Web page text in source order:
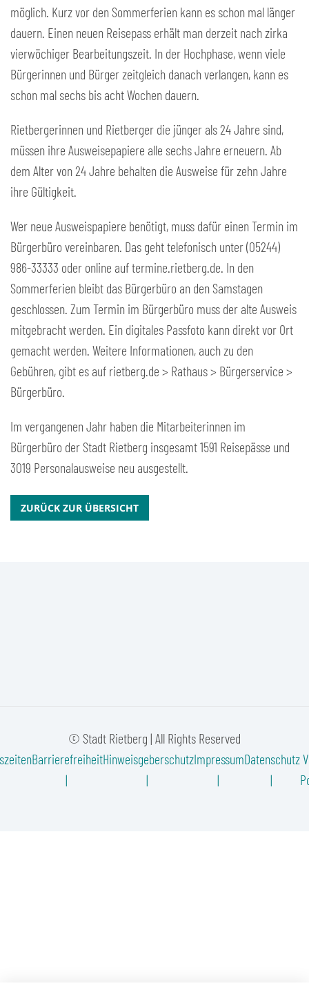
möglich. Kurz vor den Sommerferien kann es schon mal länger
dauern. Einen neuen Reisepass erhält man derzeit nach zirka
vierwöchiger Bearbeitungszeit. In der Hochphase, wenn viele
Bürgerinnen und Bürger zeitgleich danach verlangen, kann es
schon mal sechs bis acht Wochen dauern.
Rietbergerinnen und Rietberger die jünger als 24 Jahre sind,
müssen ihre Ausweisepapiere alle sechs Jahre erneuern. Ab
dem Alter von 24 Jahre behalten die Ausweise für zehn Jahre
ihre Gültigkeit.
Wer neue Ausweispapiere benötigt, muss dafür einen Termin im
Bürgerbüro vereinbaren. Das geht telefonisch unter (05244)
986-33333 oder online auf termine.rietberg.de. In den
Sommerferien bleibt das Bürgerbüro an den Samstagen
geschlossen. Zum Termin im Bürgerbüro muss der alte Ausweis
mitgebracht werden. Ein digitales Passfoto kann direkt vor Ort
gemacht werden. Weitere Informationen, auch zu den
Gebühren, gibt es auf rietberg.de > Rathaus > Bürgerservice >
Bürgerbüro.
Im vergangenen Jahr haben die Mitarbeiterinnen im
Bürgerbüro der Stadt Rietberg insgesamt 1591 Reisepässe und
3019 Personalausweise neu ausgestellt.
ZURÜCK ZUR ÜBERSICHT
© Stadt Rietberg | All Rights Reserved
BarrierefreiheitHinweisgeberschutzImpressumDatenschutz